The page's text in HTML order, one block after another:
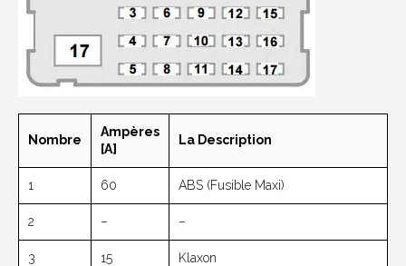
Nombre
Ampères
[A]
La Description
1 60 ABS (fusible Maxi)
2 – –
3 15 Klaxon